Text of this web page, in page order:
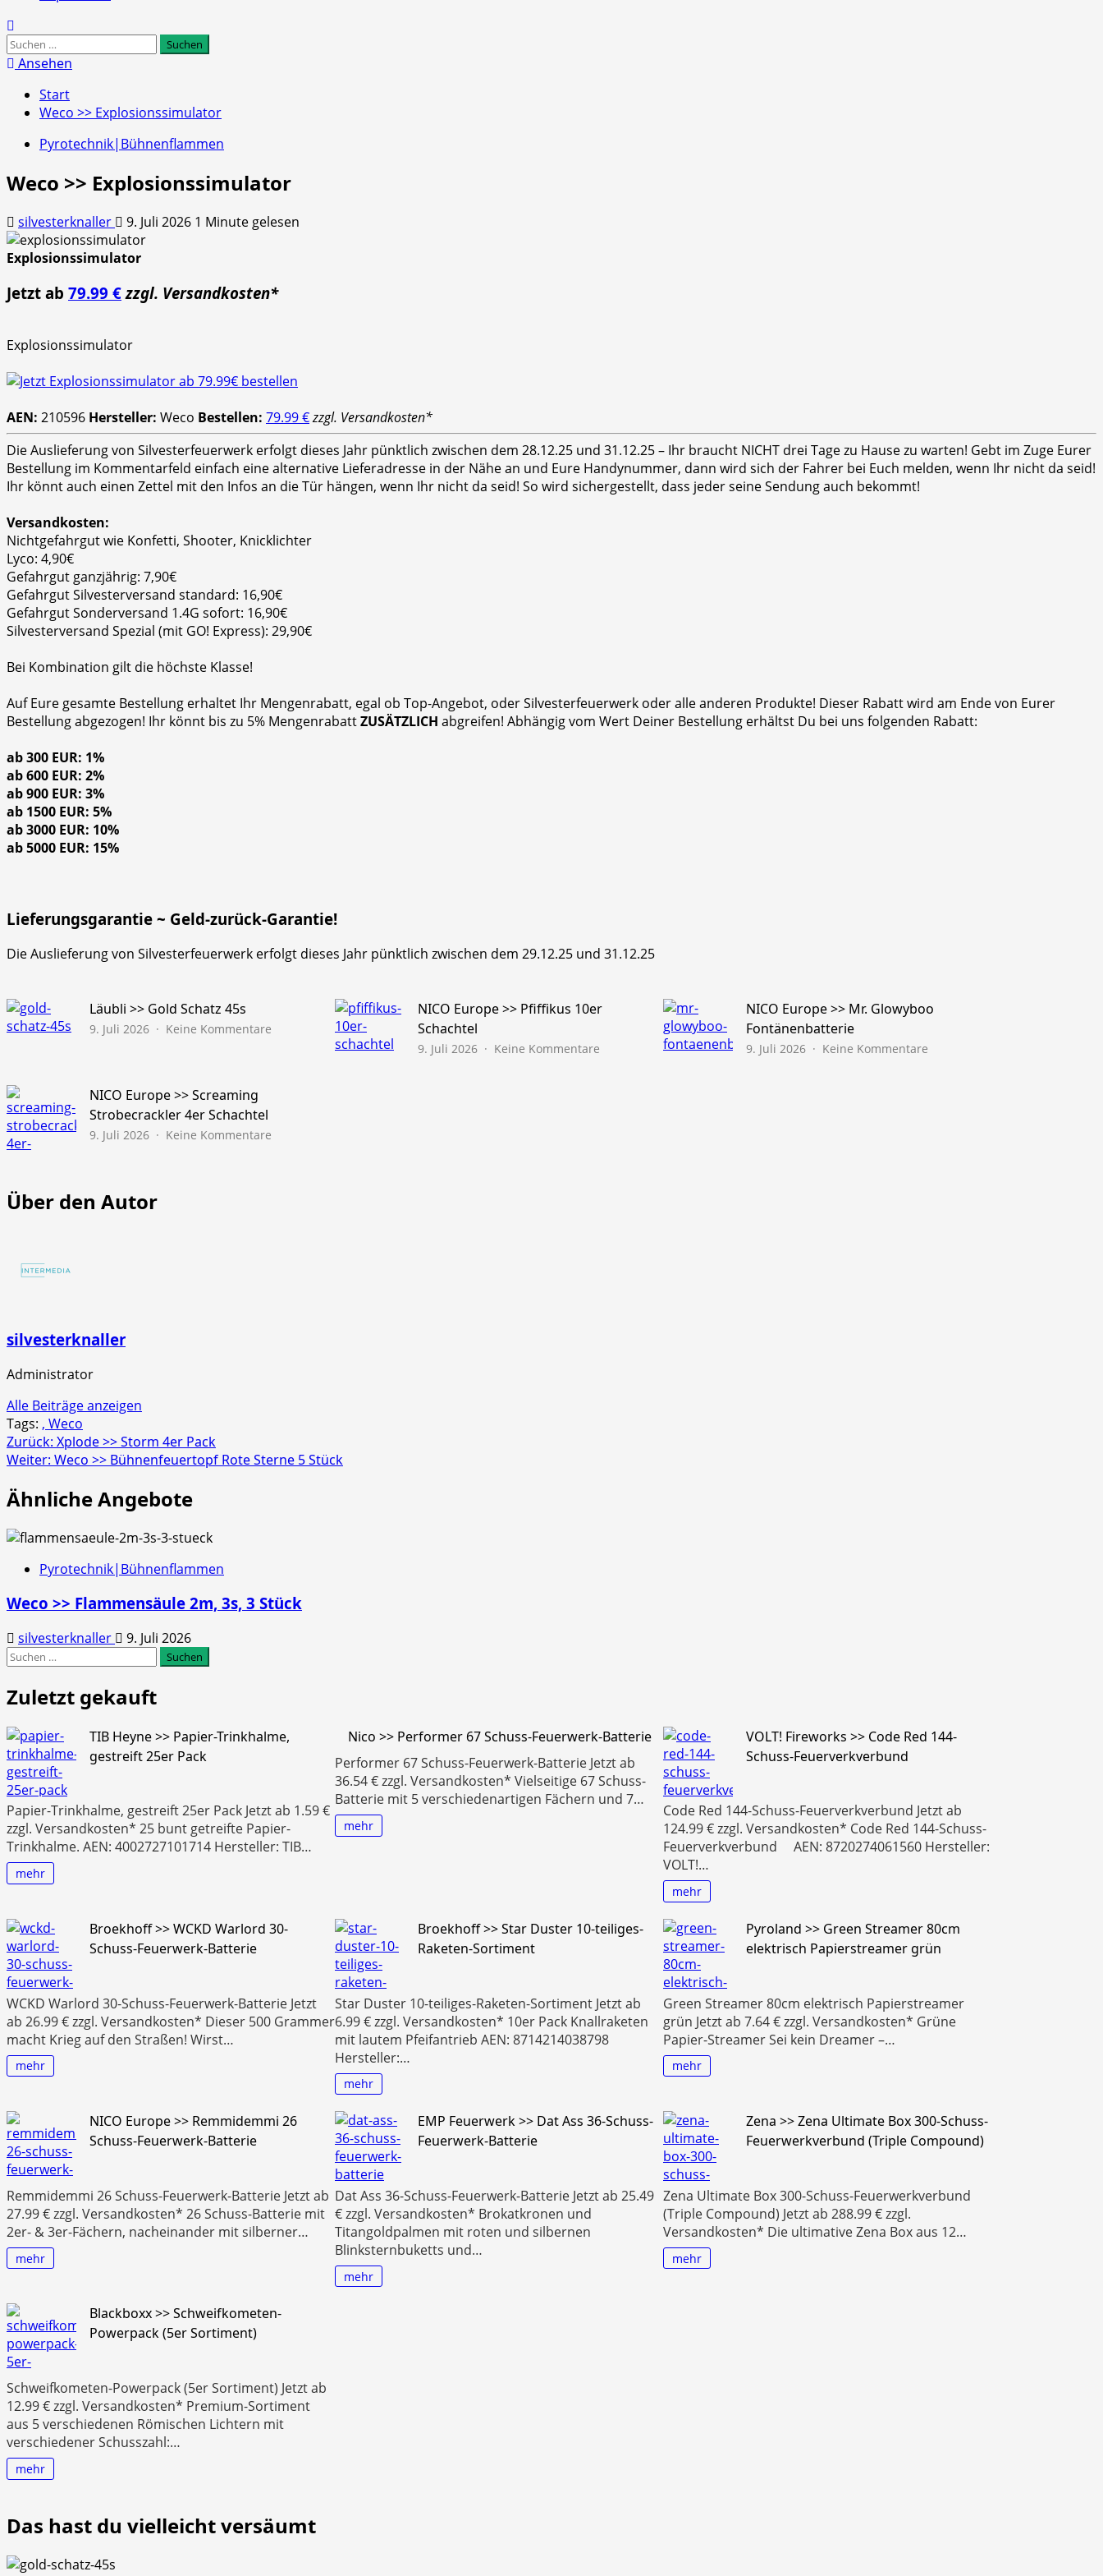
Suchen
nach:
Ansehen
Start
Weco >> Explosionssimulator
Pyrotechnik|Bühnenflammen
Weco >> Explosionssimulator
silvesterknaller 9. Juli 2026 1 Minute gelesen
Explosionssimulator
Jetzt ab 79.99 € zzgl. Versandkosten*
Explosionssimulator
AEN: 210596 Hersteller: Weco Bestellen: 79.99 €zzgl. Versandkosten*
Die Auslieferung von Silvesterfeuerwerk erfolgt dieses Jahr pünktlich zwischen dem 28.12.25 und 31.12.25 – Ihr braucht NICHT drei Tage zu Hause zu warten! Gebt im Zuge Eurer
Bestellung im Kommentarfeld einfach eine alternative Lieferadresse in der Nähe an und Eure Handynummer, dann wird sich der Fahrer bei Euch melden, wenn Ihr nicht da seid!
Ihr könnt auch einen Zettel mit den Infos an die Tür hängen, wenn Ihr nicht da seid! So wird sichergestellt, dass jeder seine Sendung auch bekommt!
Versandkosten:
Nichtgefahrgut wie Konfetti, Shooter, Knicklichter
Lyco: 4,90€
Gefahrgut ganzjährig: 7,90€
Gefahrgut Silvesterversand standard: 16,90€
Gefahrgut Sonderversand 1.4G sofort: 16,90€
Silvesterversand Spezial (mit GO! Express): 29,90€
Bei Kombination gilt die höchste Klasse!
Auf Eure gesamte Bestellung erhaltet Ihr Mengenrabatt, egal ob Top-Angebot, oder Silvesterfeuerwerk oder alle anderen Produkte! Dieser Rabatt wird am Ende von Eurer
Bestellung abgezogen! Ihr könnt bis zu 5% MengenrabattZUSÄTZLICH abgreifen! Abhängig vom Wert Deiner Bestellung erhältst Du bei uns folgenden Rabatt:
ab 300 EUR: 1%
ab 600 EUR: 2%
ab 900 EUR: 3%
ab 1500 EUR: 5%
ab 3000 EUR: 10%
ab 5000 EUR: 15%
Lieferungsgarantie ~ Geld-zurück-Garantie!
Die Auslieferung von Silvesterfeuerwerk erfolgt dieses Jahr pünktlich zwischen dem 29.12.25 und 31.12.25
Läubli >> Gold Schatz 45s
9. Juli 2026 Keine Kommentare
NICO Europe >> Pfiffikus 10er
Schachtel
9. Juli 2026 Keine Kommentare
NICO Europe >> Mr. Glowyboo
Fontänenbatterie
9. Juli 2026 Keine Kommentare
NICO Europe >> Screaming
Strobecrackler 4er Schachtel
9. Juli 2026 Keine Kommentare
Über den Autor
silvesterknaller
Administrator
Alle Beiträge anzeigen
Tags: , Weco
Beitragsnavigation
Zurück: Xplode >> Storm 4er Pack
Weiter: Weco >> Bühnenfeuertopf Rote Sterne 5 Stück
Ähnliche Angebote
Pyrotechnik|Bühnenflammen
Weco >> Flammensäule 2m, 3s, 3 Stück
silvesterknaller
9. Juli 2026
Suchen
Zuletzt gekauft
TIB Heyne >> Papier-Trinkhalme,
gestreift 25er Pack
Papier-Trinkhalme, gestreift 25er Pack Jetzt ab 1.59 €
zzgl. Versandkosten* 25 bunt getreifte Papier-
Trinkhalme. AEN: 4002727101714 Hersteller: TIB…
mehr
Nico >> Performer 67 Schuss-Feuerwerk-Batterie
Performer 67 Schuss-Feuerwerk-Batterie Jetzt ab
36.54 € zzgl. Versandkosten* Vielseitige 67 Schuss-
Batterie mit 5 verschiedenartigen Fächern und 7…
mehr
VOLT! Fireworks >> Code Red 144-
Schuss-Feuerverkverbund
Code Red 144-Schuss-Feuerverkverbund Jetzt ab
124.99 € zzgl. Versandkosten* Code Red 144-Schuss-
Feuerverkverbund AEN: 8720274061560 Hersteller:
VOLT!…
mehr
Broekhoff >> WCKD Warlord 30-
Schuss-Feuerwerk-Batterie
WCKD Warlord 30-Schuss-Feuerwerk-Batterie Jetzt
ab 26.99 € zzgl. Versandkosten* Dieser 500 Grammer
macht Krieg auf den Straßen! Wirst…
mehr
Broekhoff >> Star Duster 10-teiliges-
Raketen-Sortiment
Star Duster 10-teiliges-Raketen-Sortiment Jetzt ab
6.99 € zzgl. Versandkosten* 10er Pack Knallraketen
mit lautem Pfeifantrieb AEN: 8714214038798
Hersteller:…
mehr
Pyroland >> Green Streamer 80cm
elektrisch Papierstreamer grün
Green Streamer 80cm elektrisch Papierstreamer
grün Jetzt ab 7.64 € zzgl. Versandkosten* Grüne
Papier-Streamer Sei kein Dreamer –…
mehr
NICO Europe >> Remmidemmi 26
Schuss-Feuerwerk-Batterie
Remmidemmi 26 Schuss-Feuerwerk-Batterie Jetzt ab
27.99 € zzgl. Versandkosten* 26 Schuss-Batterie mit
2er- & 3er-Fächern, nacheinander mit silberner…
mehr
EMP Feuerwerk >> Dat Ass 36-Schuss-
Feuerwerk-Batterie
Dat Ass 36-Schuss-Feuerwerk-Batterie Jetzt ab 25.49
€ zzgl. Versandkosten* Brokatkronen und
Titangoldpalmen mit roten und silbernen
Blinksternbuketts und…
mehr
Zena >> Zena Ultimate Box 300-Schuss-
Feuerwerkverbund (Triple Compound)
Zena Ultimate Box 300-Schuss-Feuerwerkverbund
(Triple Compound) Jetzt ab 288.99 € zzgl.
Versandkosten* Die ultimative Zena Box aus 12…
mehr
Blackboxx >> Schweifkometen-
Powerpack (5er Sortiment)
Schweifkometen-Powerpack (5er Sortiment) Jetzt ab
12.99 € zzgl. Versandkosten* Premium-Sortiment
aus 5 verschiedenen Römischen Lichtern mit
verschiedener Schusszahl:…
mehr
Das hast du vielleicht versäumt